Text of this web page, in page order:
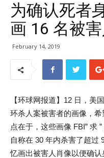
为确认死者
画 16 名被
February 14, 2019
【环球网报道】12 日，美
环杀人案被害者的画像，
点在于，这些画像 FBI” 求
自称在 30 年内杀害了超过
忆画出被害人肖像以便确认